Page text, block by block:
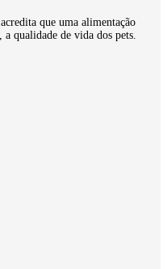
que uma alimentação
qualidade de vida dos pets.